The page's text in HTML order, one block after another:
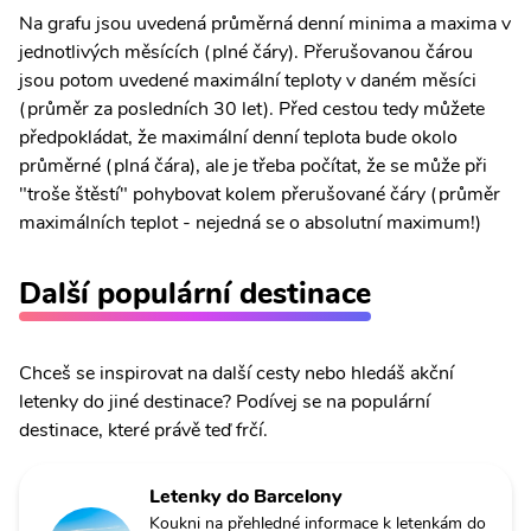
Na grafu jsou uvedená průměrná denní minima a maxima v
jednotlivých měsících (plné čáry). Přerušovanou čárou
jsou potom uvedené maximální teploty v daném měsíci
(průměr za posledních 30 let). Před cestou tedy můžete
předpokládat, že maximální denní teplota bude okolo
průměrné (plná čára), ale je třeba počítat, že se může při
"troše štěstí" pohybovat kolem přerušované čáry (průměr
maximálních teplot - nejedná se o absolutní maximum!)
Další populární destinace
Chceš se inspirovat na další cesty nebo hledáš akční
letenky do jiné destinace? Podívej se na populární
destinace, které právě teď frčí.
Letenky do Barcelony
Koukni na přehledné informace k letenkám do